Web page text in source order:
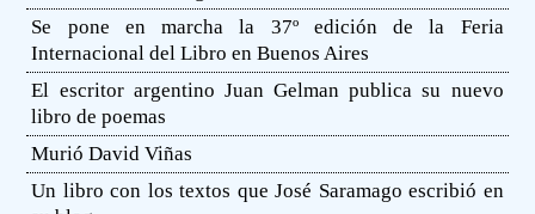
Se pone en marcha la 37º edición de la Feria
Internacional del Libro en Buenos Aires
El escritor argentino Juan Gelman publica su nuevo
libro de poemas
Murió David Viñas
Un libro con los textos que José Saramago escribió en